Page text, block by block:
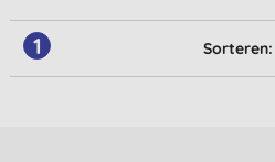
1 Sorteren: